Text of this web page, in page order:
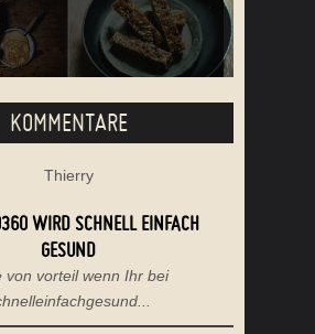
KOMMENTARE
Thierry
WIRD SCHNELL EINFACH
GESUND
von vorteil wenn Ihr bei